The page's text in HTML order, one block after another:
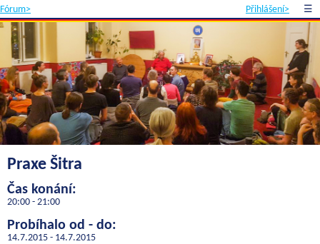
Fórum> Přihlášení> ☰
Praxe Šitra
Čas konání:
20:00 - 21:00
Probíhalo od - do:
14.7.2015 - 14.7.2015